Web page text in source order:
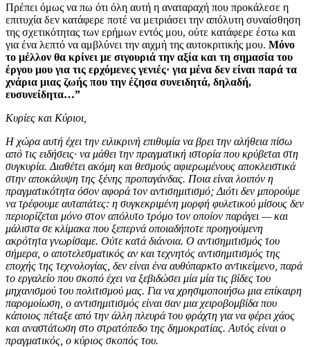
Πρέπει όμως να πω ότι όλη αυτή η αναταραχή που προκάλεσε η
επιτυχία δεν κατάφερε ποτέ να μετριάσει την απόλυτη συναίσθηση
της σχετικότητας των ερήμων εντός μου, ούτε κατάφερε έστω και
για ένα λεπτό να αμβλύνει την αιχμή της αυτοκριτικής μου. Μόνο
το μέλλον θα κρίνει με σιγουριά την αξία και τη σημασία του
έργου μου για τις ερχόμενες γενιές· για μένα δεν είναι παρά τα
χνάρια μιας ζωής που την έζησα συνειδητά, δηλαδή,
ευσυνείδητα…”
Κυρίες και Κύριοι,
Η χώρα αυτή έχει την ειλικρινή επιθυμία να βρει την αλήθεια πίσω
από τις ειδήσεις· να μάθει την πραγματική ιστορία που κρύβεται στη
συγκυρία. Διαθέτει ακόμη και θεσμούς αφιερωμένους αποκλειστικά
στην αποκάλυψη της ξένης προπαγάνδας. Ποια είναι λοιπόν η
πραγματικότητα όσον αφορά τον αντισημιτισμό; Διότι δεν μπορούμε
να τρέφουμε αυταπάτες: η συγκεκριμένη μορφή φυλετικού μίσους δεν
περιορίζεται μόνο στον απόλυτο τρόμο τον οποίον παράγει — και
μάλιστα σε κλίμακα που ξεπερνά οποιαδήποτε προηγούμενη
ακρότητα γνωρίσαμε. Ούτε κατά διάνοια. Ο αντισημιτισμός του
σήμερα, ο αποτελεσματικός αν και τεχνητός αντισημιτισμός της
εποχής της τεχνολογίας, δεν είναι ένα αυθύπαρκτο αντικείμενο, παρά
το εργαλείο που σκοπό έχει να ξεβιδώσει μία μία τις βίδες του
μηχανισμού του πολιτισμού μας. Για να χρησιμοποιήσω μια επίκαιρη
παρομοίωση, ο αντισημιτισμός είναι σαν μια χειροβομβίδα που
κάποιος πέταξε από την άλλη πλευρά του φράχτη για να φέρει χάος
και αναστάτωση στο στρατόπεδο της δημοκρατίας. Αυτός είναι ο
πραγματικός, ο κύριος σκοπός του.